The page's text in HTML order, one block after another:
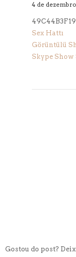
4 de
49C44B3F19
Sex Hattı
Görüntülü
Skype Show
Gostou do post?